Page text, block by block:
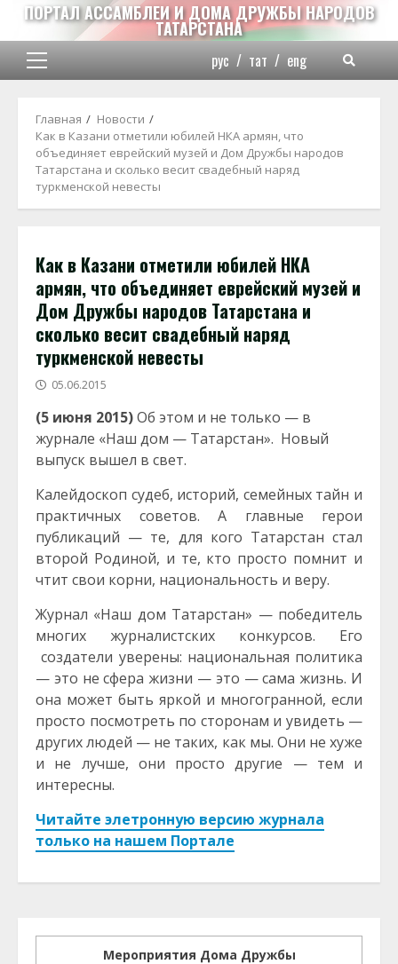
Перейти
содержимому
ПОРТАЛ АССАМБЛЕИ И ДОМА ДРУЖБЫ НАРОДОВ
ТАТАРСТАНА
Основное
рус / тат / eng
Главная
Новости
Как в Казани отметили юбилей НКА армян, что
объединяет еврейский музей и Дом Дружбы народов
Татарстана и сколько весит свадебный наряд
туркменской невесты
Как в Казани отметили юбилей НКА
армян, что объединяет еврейский музей и
Дом Дружбы народов Татарстана и
сколько весит свадебный наряд
туркменской невесты
05.06.2015
(5 июня 2015)Об этом и не только — в
журнале «Наш дом — Татарстан». Новый
выпуск вышел в свет.
Калейдоскоп судеб, историй, семейных тайн и
практичных советов. А главные герои
публикаций — те, для кого Татарстан стал
второй Родиной, и те, кто просто помнит и
чтит свои корни, национальность и веру.
Журнал «Наш дом Татарстан» — победитель
многих журналистских конкурсов. Его
создатели уверены: национальная политика
— это не сфера жизни — это — сама жизнь. И
она может быть яркой и многогранной, если
просто посмотреть по сторонам и увидеть —
других людей — не таких, как мы. Они не хуже
и не лучше, они просто другие — тем и
интересны.
Читайте элетронную версию журнала
только на нашем Портале
Мероприятия Дома Дружбы